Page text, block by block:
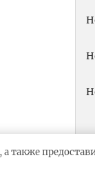
также